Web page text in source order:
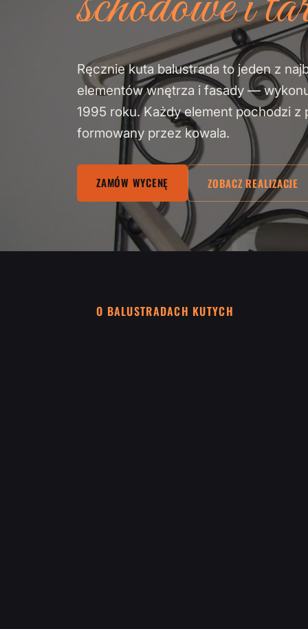
Ręcznie kuta balustrada to jeden z
elementów wnętrza i fasady —
1995 roku. Każdy element pochodzi z
formowany przez kowala.
ZAMÓW WYCENĘ ZOBACZ REALIZACJE
O BALUSTRADACH KUTYCH